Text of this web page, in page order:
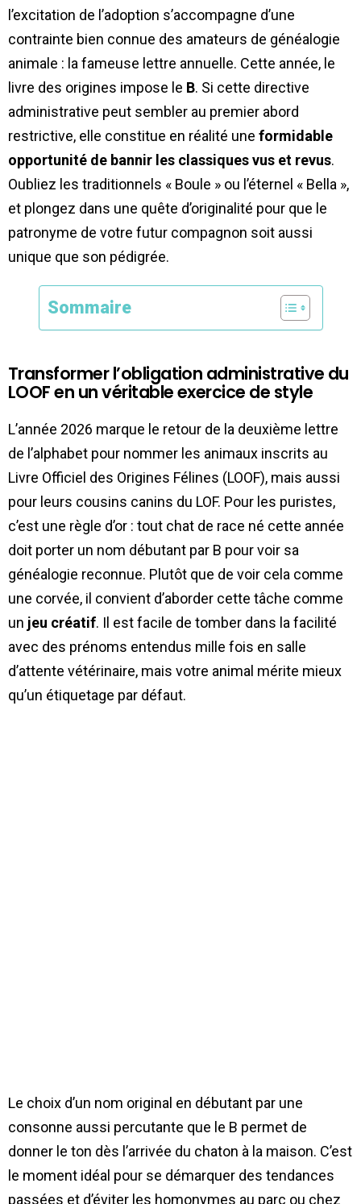
l’excitation de l’adoption s’accompagne d’une
contrainte bien connue des amateurs de généalogie
animale : la fameuse lettre annuelle. Cette année, le
livre des origines impose le B. Si cette directive
administrative peut sembler au premier abord
restrictive, elle constitue en réalité une formidable
opportunité de bannir les classiques vus et revus.
Oubliez les traditionnels « Boule » ou l’éternel « Bella »,
et plongez dans une quête d’originalité pour que le
patronyme de votre futur compagnon soit aussi
unique que son pédigrée.
Sommaire
Transformer l’obligation administrative du
LOOF en un véritable exercice de style
L’année 2026 marque le retour de la deuxième lettre
de l’alphabet pour nommer les animaux inscrits au
Livre Officiel des Origines Félines (LOOF), mais aussi
pour leurs cousins canins du LOF. Pour les puristes,
c’est une règle d’or : tout chat de race né cette année
doit porter un nom débutant par B pour voir sa
généalogie reconnue. Plutôt que de voir cela comme
une corvée, il convient d’aborder cette tâche comme
un jeu créatif. Il est facile de tomber dans la facilité
avec des prénoms entendus mille fois en salle
d’attente vétérinaire, mais votre animal mérite mieux
qu’un étiquetage par défaut.
Le choix d’un nom original en débutant par une
consonne aussi percutante que le B permet de
donner le ton dès l’arrivée du chaton à la maison. C’est
le moment idéal pour se démarquer des tendances
passées et d’éviter les homonymes au parc ou chez